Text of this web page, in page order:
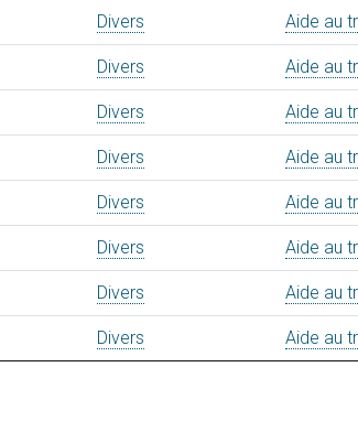
Divers Aide au
Divers Aide au
Divers Aide au
Divers Aide au
Divers Aide au
Divers Aide au
Divers Aide au
Divers Aide au